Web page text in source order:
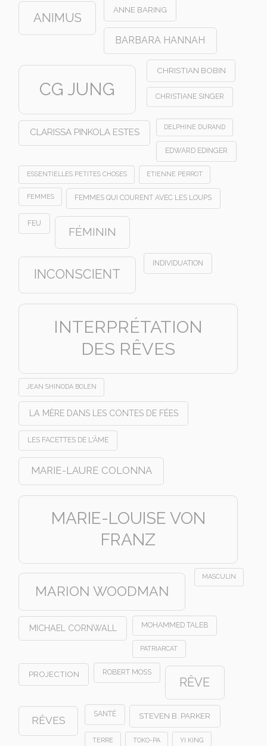
ANIMUS
ANNE BARING
BARBARA HANNAH
CG JUNG
CHRISTIAN BOBIN
CHRISTIANE SINGER
CLARISSA PINKOLA ESTES DELPHINE DURAND
EDWARD EDINGER
ESSENTIELLES PETITES CHOSES ETIENNE PERROT
FEMMES FEMMES QUI COURENT AVEC LES LOUPS
FEU
FÉMININ
INCONSCIENT
INDIVIDUATION
INTERPRÉTATION
DES RÊVES
JEAN SHINODA BOLEN
LA MÈRE DANS LES CONTES DE FÉES
LES FACETTES DE L'ÂME
MARIE-LAURE COLONNA
MARIE-LOUISE VON
FRANZ
MARION WOODMAN
MASCULIN
MICHAEL CORNWALL MOHAMMED TALEB
PATRIARCAT
PROJECTION ROBERT MOSS
RÊVE
RÊVES
SANTÉ STEVEN B. PARKER
TERRE TOKO-PA YI KING